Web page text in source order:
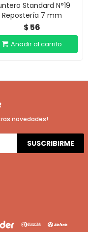
Standard N°19
Repostería 7 mm
$ 56
novedades!
SUSCRIBIRME